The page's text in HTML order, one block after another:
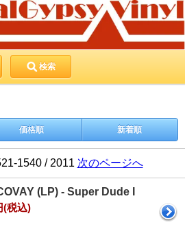
検索
価格順 新着順
1540 / 2011 次のページへ
(LP) - Super Dude I
(税込)